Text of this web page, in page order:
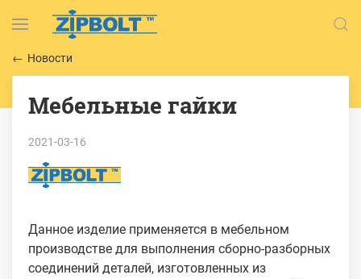
Новости
Мебельные гайки
2021-03-16
Данное изделие применяется в мебельном
производстве для выполнения сборно-разборных
соединений деталей, изготовленных из